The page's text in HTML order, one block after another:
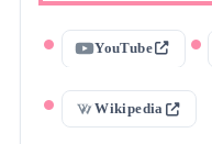
YouTube
Wikipedia